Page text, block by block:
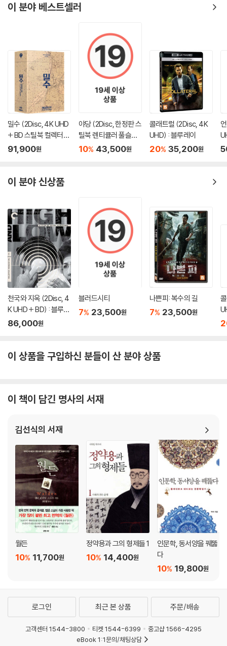
이 분야 베스트셀러
밀수 (2Disc, 4K UHD
+ BD 스틸북 컬렉터스
에디션) : 블루레이
91,900원
야당 (2Disc, 한정판 스
틸북 렌티큘러 풀슬립
B) : 블루레이
10% 43,500원
콜래트럴 (2Disc, 4K
UHD) : 블루레이
20% 35,200원
이 분야 신상품
천국와 지옥 (2Disc, 4
K UHD + BD) : 블루레
이
86,000원
블러드시티
7% 23,500원
나쁜피: 복수의 길
7% 23,500원
이 상품을 구입하신 분들이 산 분야 상품
이 책이 담긴 명사의 서재
김선식의 서재
월든
10% 11,700원
정약용과 그의 형제들 1
10% 14,400원
인문학, 동서양을 꿰뚫
다
10% 19,800원
로그인 최근 본 상품 주문/배송
고객센터 1544-3800 티켓 1544-6399
중고샵 1566-4295
eBook 1:1문의/채팅상담